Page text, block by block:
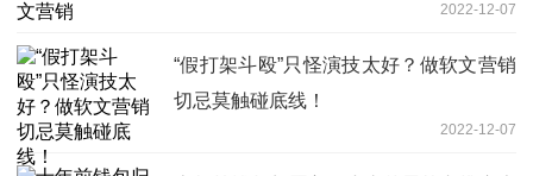
2022-12-07
“假打架斗殴”只怪演技太好？做软文营销
切忌莫触碰底线！
2022-12-07